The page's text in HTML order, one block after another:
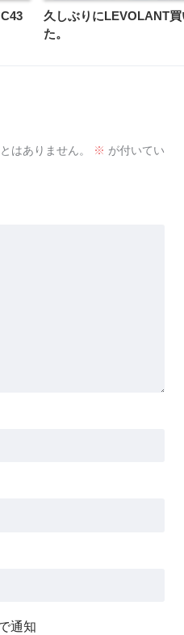
久しぶりにLEVOLANT
た。
はありません。 ※ が付いてい
通知